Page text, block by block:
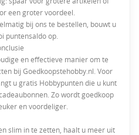
een groter voordeel.
bij ons te bestellen, bouwt u
puntensaldo op.
en effectieve manier om te
bij Goedkoopstehobby.nl. Voor
u gratis Hobbypunten die u kunt
Zo wordt goedkoop
en voordeliger.
slim in te zetten, haalt u meer uit